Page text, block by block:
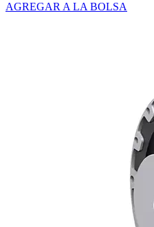
AGREGAR A LA BOLSA